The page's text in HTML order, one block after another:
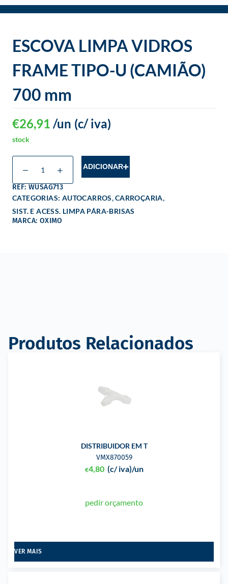
o
ESCOVA LIMPA VIDROS
FRAME TIPO-U (CAMIÃO)
700 mm
€26,91 (c/ iva)
/un
stock
ADICIONAR
REF: WUSAG713
CATEGORIAS: AUTOCARROS,CARROÇARIA,
SIST. E ACESS. LIMPA PÁRA-BRISAS
MARCA: OXIMO
Produtos Relacionados
DISTRIBUIDOR EM T
VMX870059
€4,80 (c/ iva)/un
pedir orçamento
VER MAIS